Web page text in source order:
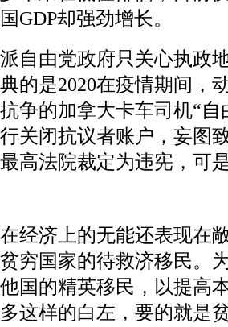
GDP却强劲增长。
自由党政府只关心执政
的是2020在疫情期间，
争的加拿大卡车司机“自
关闭抗议者账户，妄图
高法院裁定为违宪，可
经济上的无能还表现在
穷国家的待救济移民。
国的精英移民，以提高
这样的白左，要的就是